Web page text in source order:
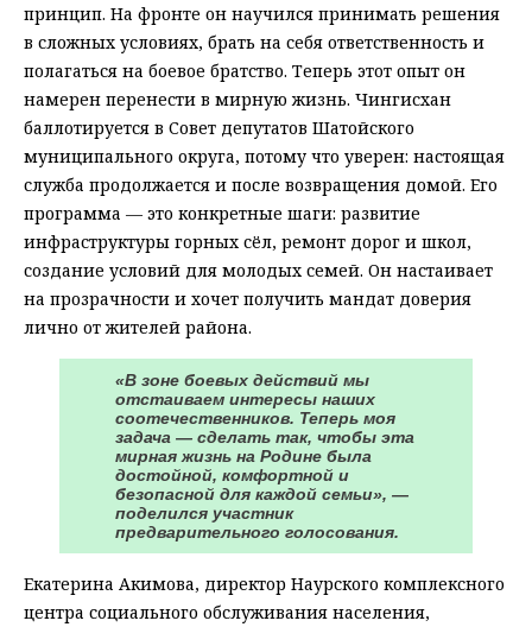
принцип. На фронте он научился принимать решения
в сложных условиях, брать на себя ответственность и
полагаться на боевое братство. Теперь этот опыт он
намерен перенести в мирную жизнь. Чингисхан
баллотируется в Совет депутатов Шатойского
муниципального округа, потому что уверен: настоящая
служба продолжается и после возвращения домой. Его
программа — это конкретные шаги: развитие
инфраструктуры горных сёл, ремонт дорог и школ,
создание условий для молодых семей. Он настаивает
на прозрачности и хочет получить мандат доверия
лично от жителей района.
«В зоне боевых действий мы
отстаиваем интересы наших
соотечественников. Теперь моя
задача — сделать так, чтобы эта
мирная жизнь на Родине была
достойной, комфортной и
безопасной для каждой семьи», —
поделился участник
предварительного голосования.
Екатерина Акимова, директор Наурского комплексного
центра социального обслуживания населения,